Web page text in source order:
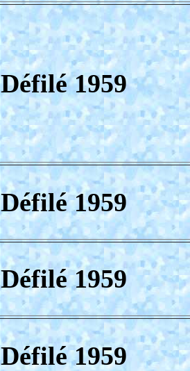
Défilé 1959
Défilé 1959
Défilé 1959
Défilé 1959